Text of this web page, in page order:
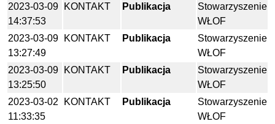
2023-03-09
14:37:53
KONTAKT Publikacja
Stowarzyszenie
WŁOF
2023-03-09
13:27:49
KONTAKT Publikacja
Stowarzyszenie
WŁOF
2023-03-09
13:25:50
KONTAKT Publikacja
Stowarzyszenie
WŁOF
2023-03-02
11:33:35
KONTAKT Publikacja
Stowarzyszenie
WŁOF